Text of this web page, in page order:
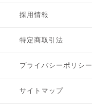
採用情報
特定商取引法
プライバシーポリシー
サイトマップ